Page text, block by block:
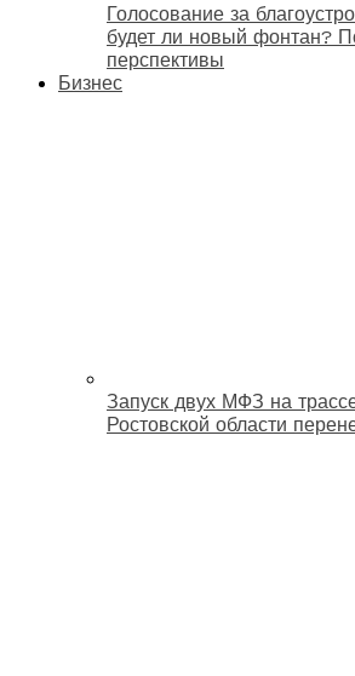
Голосование за
будет ли новый фонтан?
перспективы
Бизнес
Запуск двух МФЗ на
Ростовской области